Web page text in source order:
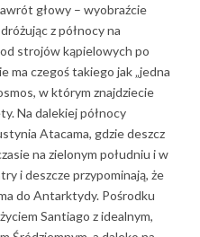
głowy – wyobraźcie
z północy na
strojów kąpielowych po
ma czegoś takiego jak „jedna
w którym znajdziecie
Na dalekiej północy
Atacama, gdzie deszcz
na zielonym południu i w
i deszcze przypominają, że
do Antarktydy. Pośrodku
Santiago z idealnym,